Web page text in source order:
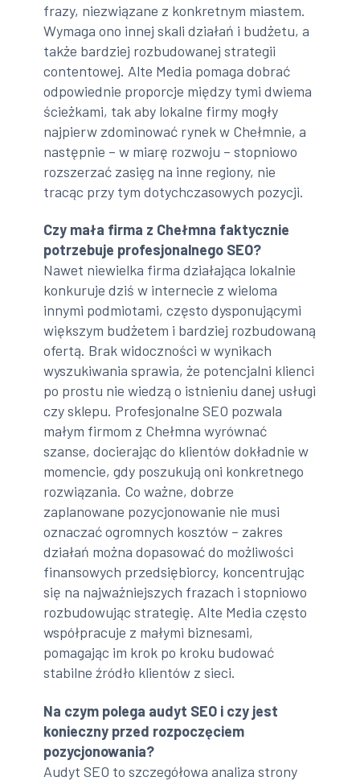
frazy, niezwiązane z konkretnym miastem.
Wymaga ono innej skali działań i budżetu, a
także bardziej rozbudowanej strategii
contentowej. Alte Media pomaga dobrać
odpowiednie proporcje między tymi dwiema
ścieżkami, tak aby lokalne firmy mogły
najpierw zdominować rynek w Chełmnie, a
następnie – w miarę rozwoju – stopniowo
rozszerzać zasięg na inne regiony, nie
tracąc przy tym dotychczasowych pozycji.
Czy mała firma z Chełmna faktycznie
potrzebuje profesjonalnego SEO?
Nawet niewielka firma działająca lokalnie
konkuruje dziś w internecie z wieloma
innymi podmiotami, często dysponującymi
większym budżetem i bardziej rozbudowaną
ofertą. Brak widoczności w wynikach
wyszukiwania sprawia, że potencjalni klienci
po prostu nie wiedzą o istnieniu danej usługi
czy sklepu. Profesjonalne SEO pozwala
małym firmom z Chełmna wyrównać
szanse, docierając do klientów dokładnie w
momencie, gdy poszukują oni konkretnego
rozwiązania. Co ważne, dobrze
zaplanowane pozycjonowanie nie musi
oznaczać ogromnych kosztów – zakres
działań można dopasować do możliwości
finansowych przedsiębiorcy, koncentrując
się na najważniejszych frazach i stopniowo
rozbudowując strategię. Alte Media często
współpracuje z małymi biznesami,
pomagając im krok po kroku budować
stabilne źródło klientów z sieci.
Na czym polega audyt SEO i czy jest
konieczny przed rozpoczęciem
pozycjonowania?
Audyt SEO to szczegółowa analiza strony